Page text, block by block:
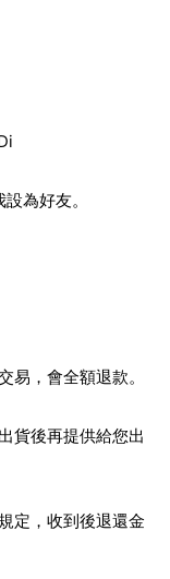
為好友。
易，會全額退款。
貨後再提供給您出
定，收到後退還金